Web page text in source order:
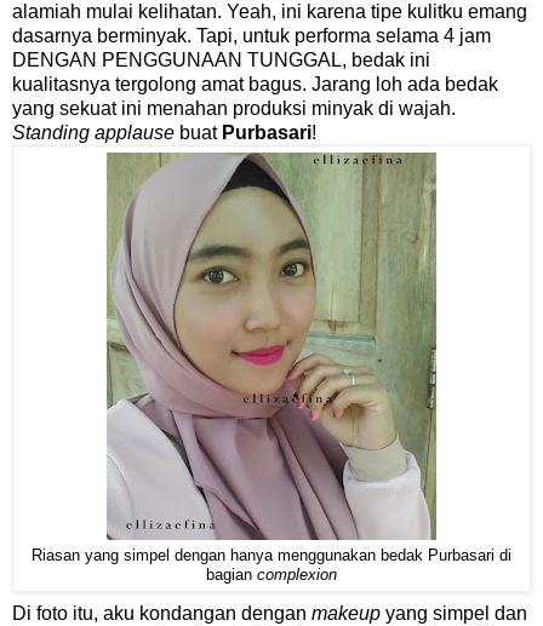
alamiah mulai kelihatan. Yeah, ini karena tipe kulitku emang
dasarnya berminyak. Tapi, untuk performa selama 4 jam
DENGAN PENGGUNAAN TUNGGAL, bedak ini
kualitasnya tergolong amat bagus. Jarang loh ada bedak
yang sekuat ini menahan produksi minyak di wajah.
Standing applause buat Purbasari!
Riasan yang simpel dengan hanya menggunakan bedak Purbasari di
bagian complexion
Di foto itu, aku kondangan dengan makeup yang simpel dan